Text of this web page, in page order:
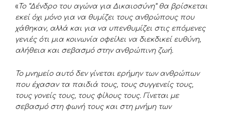
« Το “Δένδρο του αγώνα για Δικαιοσύνη” θα βρίσκεται
εκεί όχι μόνο για να θυμίζει τους ανθρώπους που
χάθηκαν, αλλά και για να υπενθυμίζει στις επόμενες
γενιές ότι μια κοινωνία οφείλει να διεκδικεί ευθύνη,
αλήθεια και σεβασμό στην ανθρώπινη ζωή.
Το μνημείο αυτό δεν γίνεται ερήμην των ανθρώπων
που έχασαν τα παιδιά τους, τους συγγενείς τους,
τους γονείς τους, τους φίλους τους. Γίνεται με
σεβασμό στη φωνή τους και στη μνήμη των